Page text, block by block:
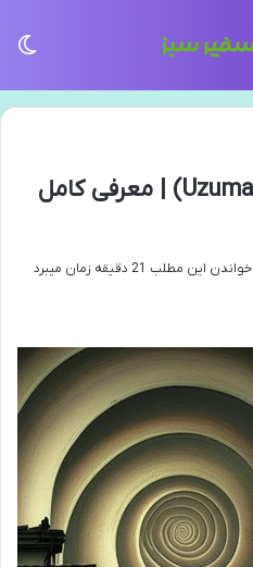
انیمیشن اوزوماکی (Uzumaki) | معرفی کامل
خواندن این مطلب 21 دقیقه زمان میبرد